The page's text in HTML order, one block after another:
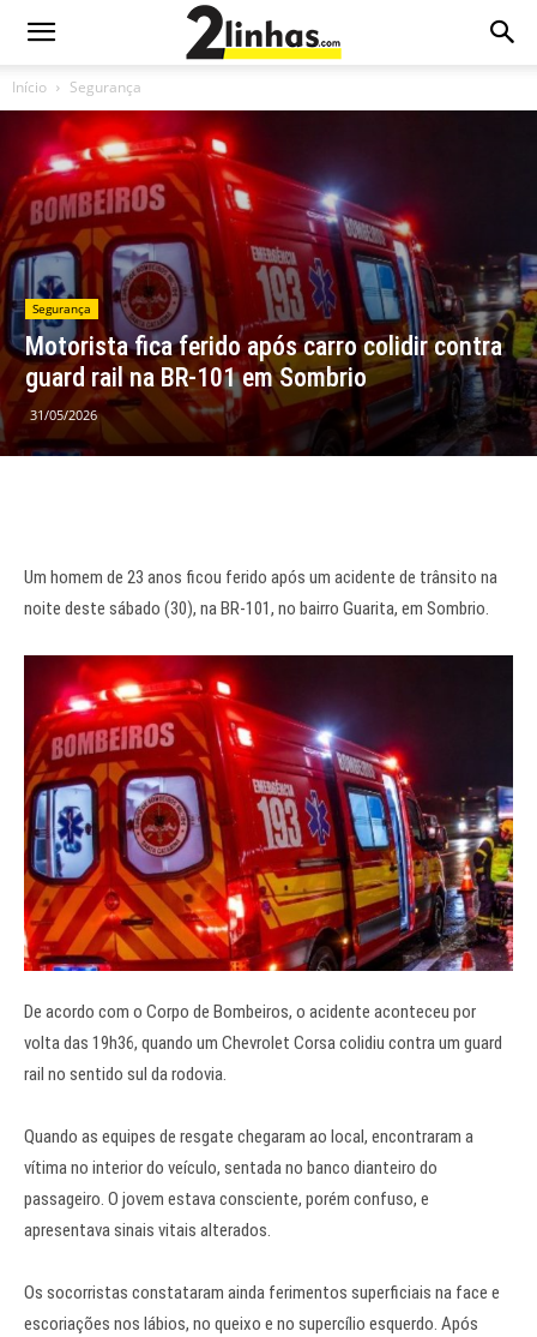
Início Segurança
Segurança
Motorista fica ferido após carro colidir contra
guard rail na BR-101 em Sombrio
31/05/2026
Um homem de 23 anos ficou ferido após um acidente de trânsito na
noite deste sábado (30), na BR-101, no bairro Guarita, em Sombrio.
De acordo com o Corpo de Bombeiros, o acidente aconteceu por
volta das 19h36, quando um Chevrolet Corsa colidiu contra um guard
rail no sentido sul da rodovia.
Quando as equipes de resgate chegaram ao local, encontraram a
vítima no interior do veículo, sentada no banco dianteiro do
passageiro. O jovem estava consciente, porém confuso, e
apresentava sinais vitais alterados.
Os socorristas constataram ainda ferimentos superficiais na face e
escoriações nos lábios, no queixo e no supercílio esquerdo. Após